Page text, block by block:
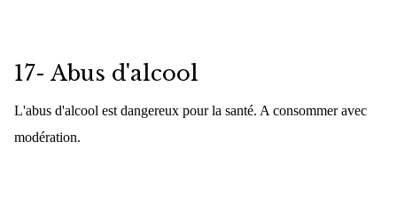
17- Abus d'alcool
L'abus d'alcool est dangereux pour la santé. A consommer avec
modération.